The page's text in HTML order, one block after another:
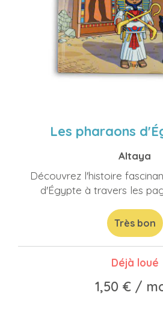
Les pharaons
Altaya
Découvrez l'histoire
d'Égypte à travers les
Très bon
Déjà loué
1,50 €/